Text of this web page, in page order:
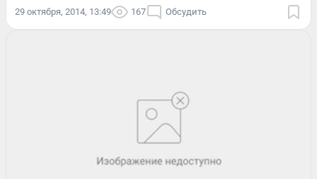
29 октября, 2014, 13:49 167 Обсудить